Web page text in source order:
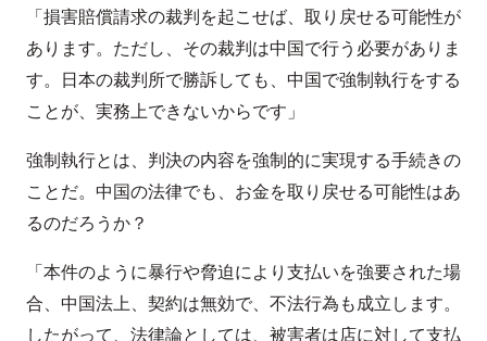
「損害賠償請求の裁判を起こせば、取り戻せる可能性が
あります。ただし、その裁判は中国で行う必要がありま
す。日本の裁判所で勝訴しても、中国で強制執行をする
ことが、実務上できないからです」
強制執行とは、判決の内容を強制的に実現する手続きの
ことだ。中国の法律でも、お金を取り戻せる可能性はあ
るのだろうか？
「本件のように暴行や脅迫により支払いを強要された場
合、中国法上、契約は無効で、不法行為も成立します。
したがって、法律論としては、被害者は店に対して支払